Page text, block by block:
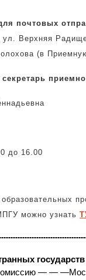
почтовых
ул. Верхняя
(в
до 16.00
можно узнать
государств
— — —